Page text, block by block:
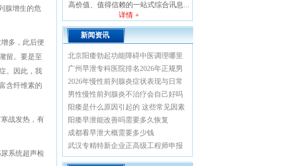
腺增生的危
多，此后便
留。要是至
。因此，我
含纤维素的
战发热，有
系统超声检
高价值、值得信赖的一站式综合讯息...
详情 +
新闻资讯
北京阳痿勃起功能障碍中医调理哪里
看比较好
广州早泄专科医院排名2026年正规男
科诊疗指南
2026年慢性前列腺炎症状表现与日常
预防治疗方法
男性慢性前列腺炎不治疗会自己好吗
阳痿是什么原因引起的 这些常见因素
要重视
阳痿早泄能改善吗需要多久恢复
成都看早泄大概需要多少钱
武汉专精特新企业正高级工程师申报
认证全流程实战辅导与业绩材料优化